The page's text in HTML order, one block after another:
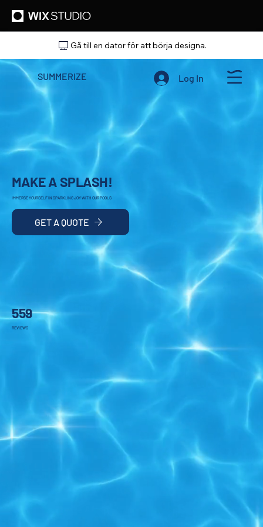
Gå till en dator för att börja designa.